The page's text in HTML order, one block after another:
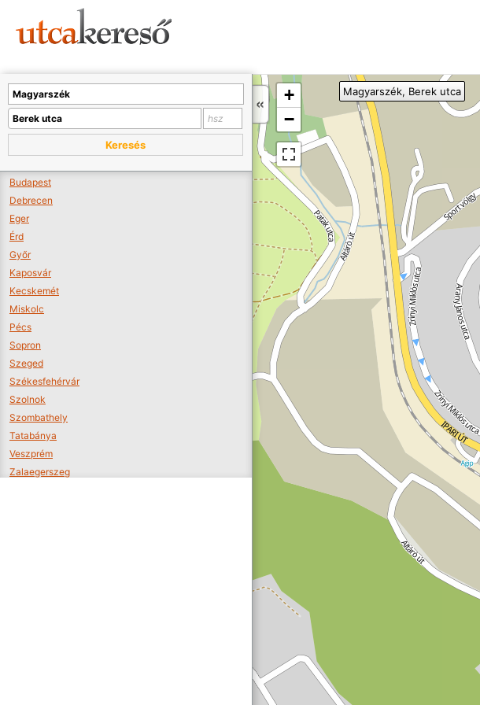
+
−
Magyarszék, Berek utca
Keresés
Budapest
Debrecen
Eger
Érd
Győr
Kaposvár
Kecskemét
Miskolc
Pécs
Sopron
Szeged
Székesfehérvár
Szolnok
Szombathely
Tatabánya
Veszprém
Zalaegerszeg
A térképet kicsinyíteni kell, hogy látszódjanak a boltok.
Boltok látszódjanak >>